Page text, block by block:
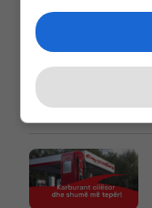
Promo